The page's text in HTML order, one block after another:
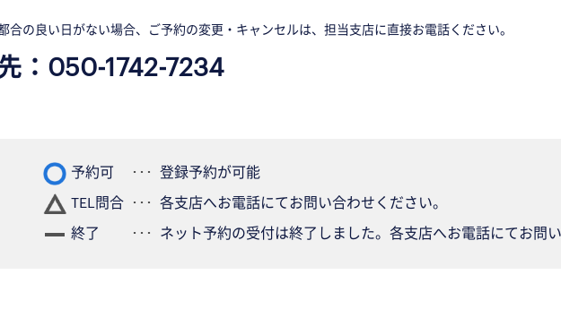
合の良い日がない場合、ご予約の変更・キャンセルは、担当支店に直接お電話ください。
： 050-1742-7234
予約可
登録予約が可能
TEL問合
各支店へお電話にてお問い合わせください。
終了
ネット予約の受付は終了しました。各支店へお電話にてお問い